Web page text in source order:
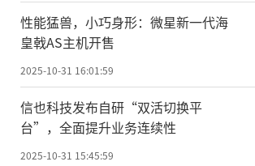
性能猛兽，小巧身形：微星新一代海
皇戟AS主机开售
2025-10-31 16:01:59
信也科技发布自研“双活切换平
台”，全面提升业务连续性
2025-10-31 15:45:59